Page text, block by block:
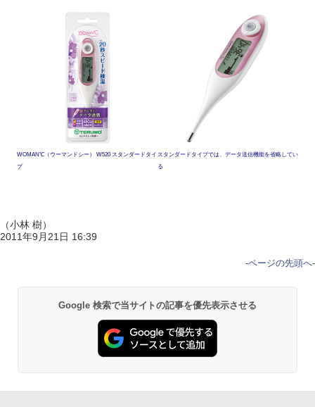
WOMAN℃（ウーマンドシー） W520 スタンダードタイ
プ
スタンダードタイプでは、データ送信機能を省略してい
る
（小林 樹）
2011年9月21日 16:39
-ページの先頭へ-
Google 検索で当サイトの記事を優先表示させる